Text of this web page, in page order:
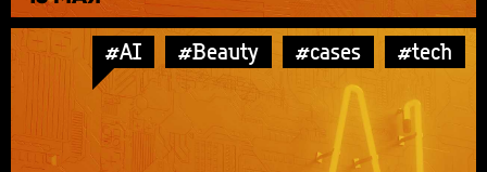
#AI #Beauty #cases #tech